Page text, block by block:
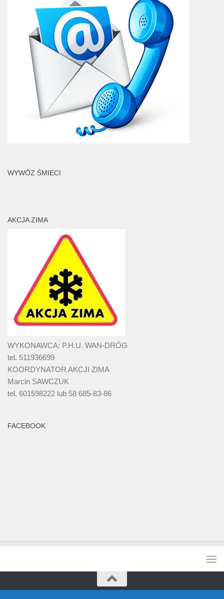
WYWÓZ ŚMIECI
AKCJA ZIMA
WYKONAWCA: P.H.U. WAN-DRÓG
tel. 511936699
KOORDYNATOR AKCJI ZIMA
Marcin SAWCZUK
tel. 601598222 lub 58 685-83-86
FACEBOOK